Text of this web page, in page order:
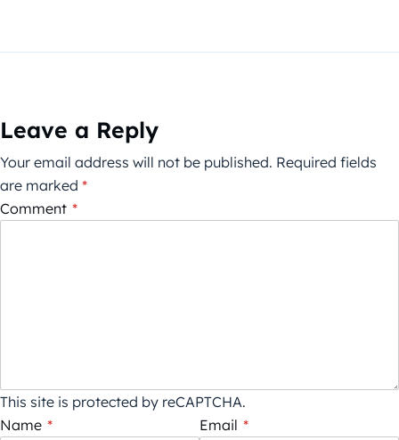
Leave a Reply
Your email address will not be published. Required fields
are marked *
Comment *
This site is protected by reCAPTCHA.
Name * Email *